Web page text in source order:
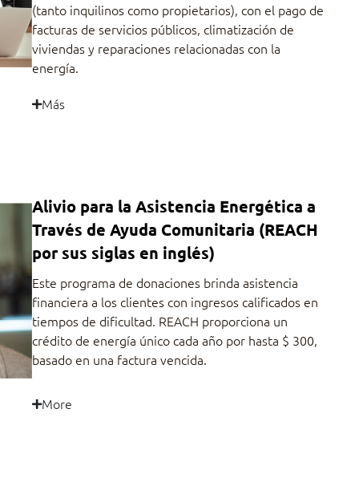
(tanto inquilinos como propietarios), con el pago de
facturas de servicios públicos, climatización de
viviendas y reparaciones relacionadas con la
energía.
Más
Alivio para la Asistencia Energética a
Través de Ayuda Comunitaria (REACH
por sus siglas en inglés)
Este programa de donaciones brinda asistencia
financiera a los clientes con ingresos calificados en
tiempos de dificultad. REACH proporciona un
crédito de energía único cada año por hasta $ 300,
basado en una factura vencida.
More